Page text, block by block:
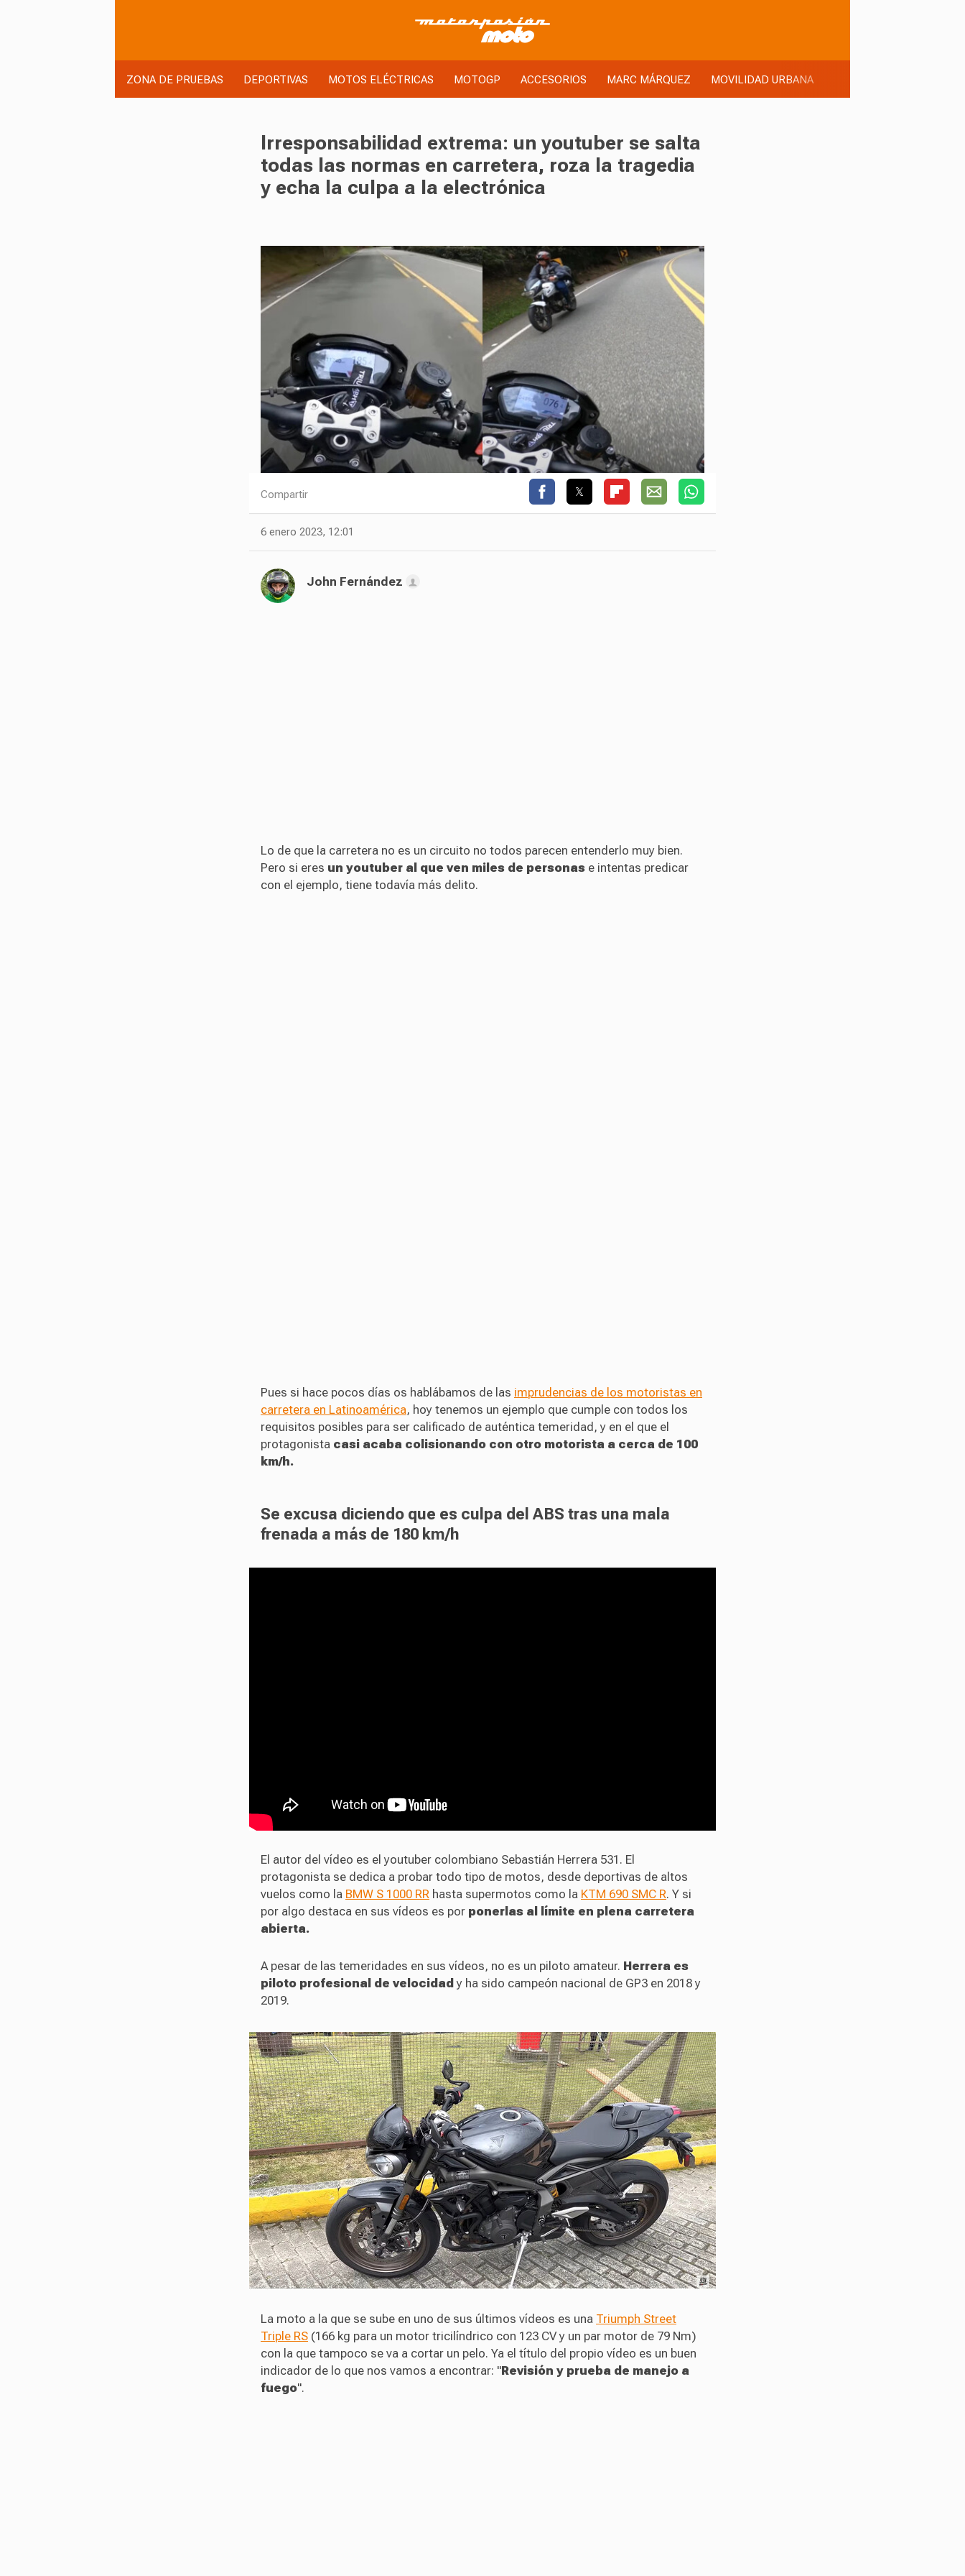
ZONA DE PRUEBAS DEPORTIVAS MOTOS ELÉCTRICAS MOTOGP ACCESORIOS MARC MÁRQUEZ MOVILIDAD URBANA
Irresponsabilidad extrema: un youtuber se salta
todas las normas en carretera, roza la tragedia
y echa la culpa a la electrónica
Compartir
6 enero 2023, 12:01
John Fernández
Lo de que la carretera no es un circuito no todos parecen entenderlo muy bien.
Pero si eres un youtuber al que ven miles de personas e intentas predicar
con el ejemplo, tiene todavía más delito.
Pues si hace pocos días os hablábamos de las imprudencias de los motoristas en
carretera en Latinoamérica, hoy tenemos un ejemplo que cumple con todos los
requisitos posibles para ser calificado de auténtica temeridad, y en el que el
protagonista casi acaba colisionando con otro motorista a cerca de 100
km/h.
Se excusa diciendo que es culpa del ABS tras una mala
frenada a más de 180 km/h
El autor del vídeo es el youtuber colombiano Sebastián Herrera 531. El
protagonista se dedica a probar todo tipo de motos, desde deportivas de altos
vuelos como la BMW S 1000 RR hasta supermotos como la KTM 690 SMC R. Y si
por algo destaca en sus vídeos es por ponerlas al límite en plena carretera
abierta.
A pesar de las temeridades en sus vídeos, no es un piloto amateur. Herrera es
piloto profesional de velocidady ha sido campeón nacional de GP3 en 2018 y
2019.
La moto a la que se sube en uno de sus últimos vídeos es una Triumph Street
Triple RS (166 kg para un motor tricilíndrico con 123 CV y un par motor de 79 Nm)
con la que tampoco se va a cortar un pelo. Ya el título del propio vídeo es un buen
indicador de lo que nos vamos a encontrar: "Revisión y prueba de manejo a
fuego".